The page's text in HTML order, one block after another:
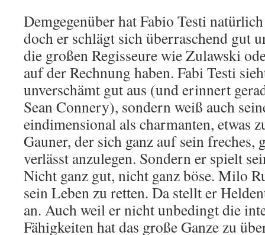
Demgegenüber hat Fabio Testi
doch er schlägt sich überraschend gut
die großen Regisseure wie Zulawski
auf der Rechnung haben. Fabi Testi
unverschämt gut aus (und erinnert
Sean Connery), sondern weiß auch
eindimensional als charmanten, etwas
Gauner, der sich ganz auf sein freches,
verlässt anzulegen. Sondern er spielt
Nicht ganz gut, nicht ganz böse. Milo
sein Leben zu retten. Da stellt er
an. Auch weil er nicht unbedingt die
Fähigkeiten hat das große Ganze zu